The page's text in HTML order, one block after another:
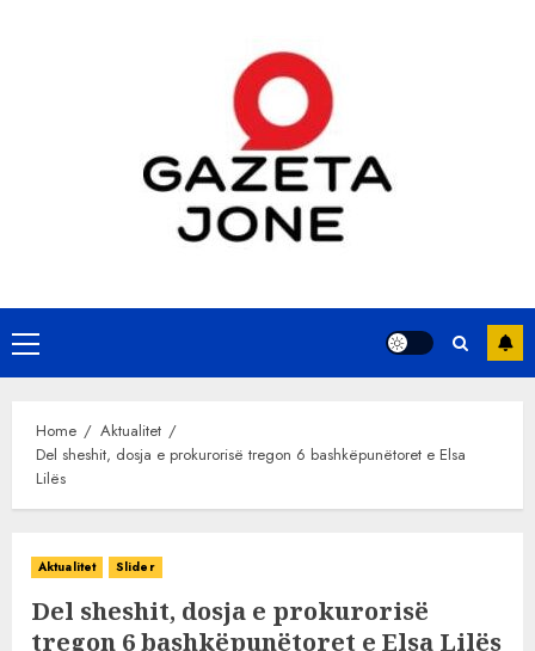
Primary
Menu
Home
Aktualitet
Del sheshit, dosja e prokurorisë tregon 6 bashkëpunëtoret e Elsa
Lilës
Aktualitet Slider
Del sheshit, dosja e prokurorisë
tregon 6 bashkëpunëtoret e Elsa Lilës